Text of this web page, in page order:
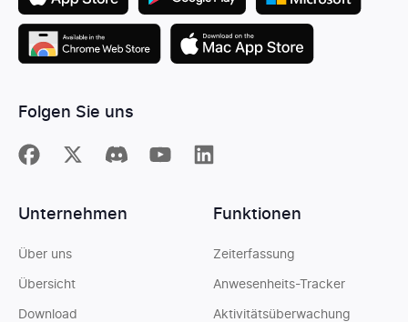
Folgen Sie uns
Funktionen
Zeiterfassung
Anwesenheits-Tracker
Aktivitätsüberwachung
Unternehmen
Über uns
Übersicht
Download